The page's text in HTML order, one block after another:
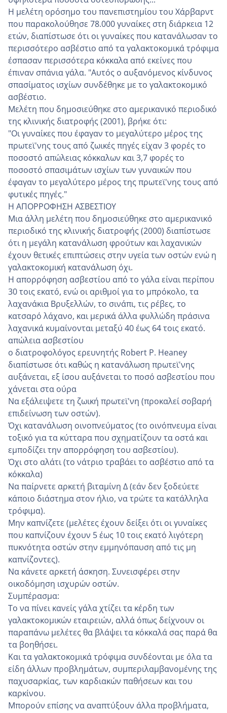
Η μελέτη ορόσημο του πανεπιστημίου του Χάρβαρντ
που παρακολούθησε 78.000 γυναίκες στη διάρκεια 12
ετών, διαπίστωσε ότι οι γυναίκες που κατανάλωσαν το
περισσότερο ασβέστιο από τα γαλακτοκομικά τρόφιμα
έσπασαν περισσότερα κόκκαλα από εκείνες που
έπιναν σπάνια γάλα. "Αυτός ο αυξανόμενος κίνδυνος
σπασίματος ισχίων συνδέθηκε με το γαλακτοκομικό
ασβέστιο.
Μελέτη που δημοσιεύθηκε στο αμερικανικό περιοδικό
της κλινικής διατροφής (2001), βρήκε ότι:
"Οι γυναίκες που έφαγαν το μεγαλύτερο μέρος της
πρωτεϊ'νης τους από ζωικές πηγές είχαν 3 φορές το
ποσοστό απώλειας κόκκαλων και 3,7 φορές το
ποσοστό σπασιμάτων ισχίων των γυναικών που
έφαγαν το μεγαλύτερο μέρος της πρωτεϊ'νης τους από
φυτικές πηγές."
Η ΑΠΟΡΡΟΦΗΣΗ ΑΣΒΕΣΤΙΟΥ
Μια άλλη μελέτη που δημοσιεύθηκε στο αμερικανικό
περιοδικό της κλινικής διατροφής (2000) διαπίστωσε
ότι η μεγάλη κατανάλωση φρούτων και λαχανικών
έχουν θετικές επιπτώσεις στην υγεία των οστών ενώ η
γαλακτοκομική κατανάλωση όχι.
Η απορρόφηση ασβεστίου από το γάλα είναι περίπου
30 τοις εκατό, ενώ οι αριθμοί για το μπρόκολο, τα
λαχανάκια Βρυξελλών, το σινάπι, τις ρέβες, το
κατσαρό λάχανο, και μερικά άλλα φυλλώδη πράσινα
λαχανικά κυμαίνονται μεταξύ 40 έως 64 τοις εκατό.
απώλεια ασβεστίου
ο διατροφολόγος ερευνητής Robert P. Heaney
διαπίστωσε ότι καθώς η κατανάλωση πρωτεϊ'νης
αυξάνεται, εξ ίσου αυξάνεται το ποσό ασβεστίου που
χάνεται στα ούρα
Να εξάλειψετε τη ζωική πρωτεϊ'νη (προκαλεί σοβαρή
επιδείνωση των οστών).
Όχι κατανάλωση οινοπνεύματος (το οινόπνευμα είναι
τοξικό για τα κύτταρα που σχηματίζουν τα οστά και
εμποδίζει την απορρόφηση του ασβεστίου).
Όχι στο αλάτι (το νάτριο τραβάει το ασβέστιο από τα
κόκκαλα)
Να παίρνετε αρκετή βιταμίνη Δ (εάν δεν ξοδεύετε
κάποιο διάστημα στον ήλιο, να τρώτε τα κατάλληλα
τρόφιμα).
Μην καπνίζετε (μελέτες έχουν δείξει ότι οι γυναίκες
που καπνίζουν έχουν 5 έως 10 τοις εκατό λιγότερη
πυκνότητα οστών στην εμμηνόπαυση από τις μη
καπνίζοντες).
Να κάνετε αρκετή άσκηση. Συνεισφέρει στην
οικοδόμηση ισχυρών οστών.
Συμπέρασμα:
Το να πίνει κανείς γάλα χτίζει τα κέρδη των
γαλακτοκομικών εταιρειών, αλλά όπως δείχνουν οι
παραπάνω μελέτες θα βλάψει τα κόκκαλά σας παρά θα
τα βοηθήσει.
Και τα γαλακτοκομικά τρόφιμα συνδέονται με όλα τα
είδη άλλων προβλημάτων, συμπεριλαμβανομένης της
παχυσαρκίας, των καρδιακών παθήσεων και του
καρκίνου.
Μπορούν επίσης να αναπτύξουν άλλα προβλήματα,